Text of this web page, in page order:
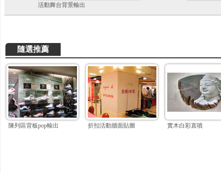
活動舞台背景輸出
隨選推薦
陳列區背板pop輸出 折扣活動牆面貼圖 實木白彩直噴